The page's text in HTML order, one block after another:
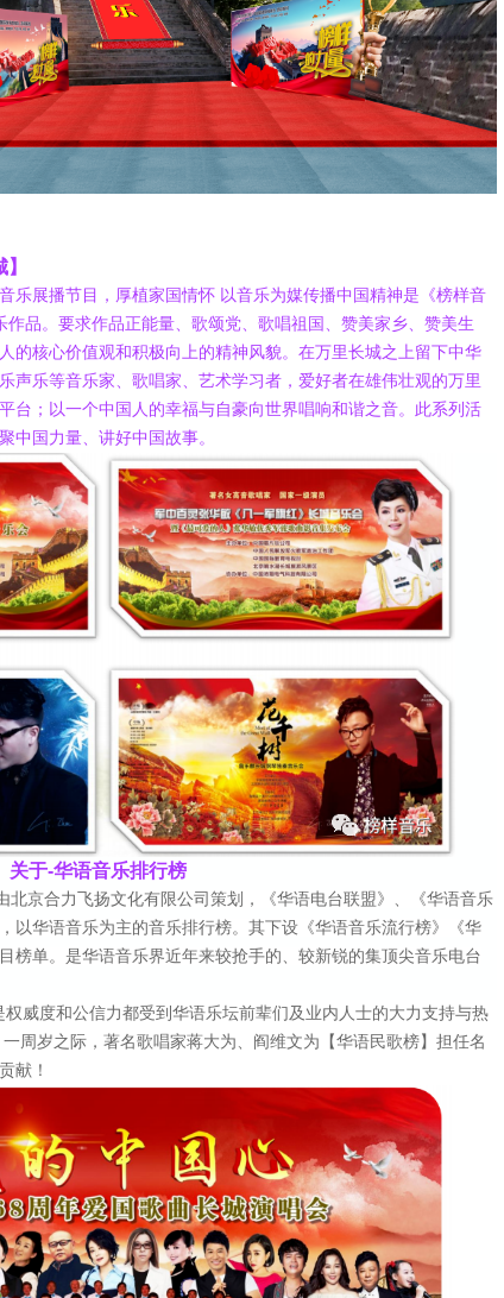
乐展播节目，厚植家国情怀 以音乐为媒传播中国精神是《榜样音
品。 要求作品正能量、歌颂党、歌唱祖国、赞美家乡、赞美生
的核心价值观和积极向上的精神风貌。在万里长城之上留下中华
声乐等音乐家、歌唱家、艺术学习者，爱好者在雄伟壮观的万里
台；以一个中国人的幸福与自豪向世界唱响和谐之音。此系列活
中国力量、讲好中国故事。
关于-华语音乐排行榜
北京合力飞扬文化有限公司策划，《华语电台联盟》、《华语音乐
以华语音乐为主的音乐排行榜。其下设《华语音乐流行榜》《华
榜单。是华语音乐界近年来较抢手的、较新锐的集顶尖音乐电台
威度和公信力都受到华语乐坛前辈们及业内人士的大力支持与热
周岁之际，著名歌唱家蒋大为、阎维文为【华语民歌榜】担任名
献！